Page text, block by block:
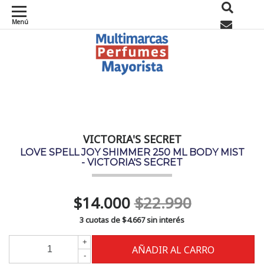
Menú
VICTORIA'S SECRET
LOVE SPELL JOY SHIMMER 250 ML BODY MIST
- VICTORIA'S SECRET
$14.000$22.990
3 cuotas de$4.667sin interés
+
-